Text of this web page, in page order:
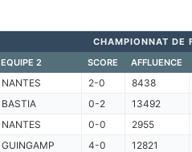
CHAMPIONNAT DE
EQUIPE 2 SCORE AFFLUENCE
NANTES 2-0
8438
BASTIA 0-2
13492
NANTES 0-0 2955
GUINGAMP 4-0
12821